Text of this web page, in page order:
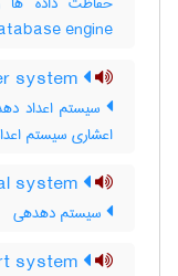
engine
سیستم اعداد
اعشاری سیستم
سیستم دهدهی